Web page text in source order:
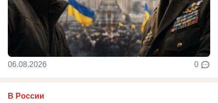
06.08.2026 0
В России